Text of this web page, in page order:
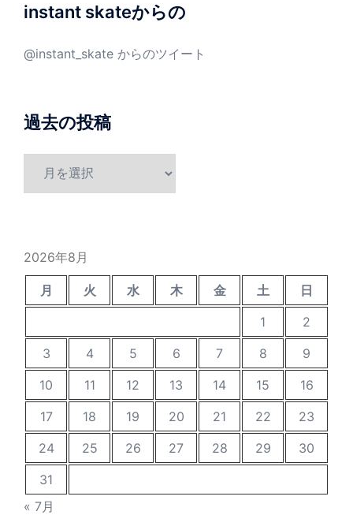
instant skateからの
@instant_skate からのツイート
過去の投稿
2026年8月
月 火 水 木 金 土
日
1
2
3
4 5 6 7 8
9
10
11 12 13 14 15
16
17
18 19 20 21 22
23
24
25 26 27 28 29
30
31
« 7月